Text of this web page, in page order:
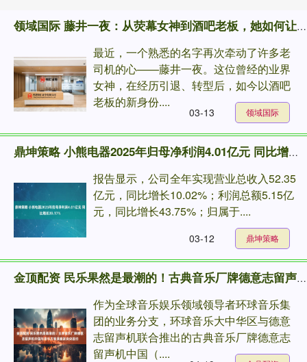
领域国际 藤井一夜：从荧幕女神到酒吧老板，她如何让老粉死心追随？
最近，一个熟悉的名字再次牵动了许多老
司机的心——藤井一夜。这位曾经的业界
女神，在经历引退、转型后，如今以酒吧
老板的新身份....
领域国际
03-13
鼎坤策略 小熊电器2025年归母净利润4.01亿元 同比增长39.17%
报告显示，公司全年实现营业总收入52.35
亿元，同比增长10.02%；利润总额5.15亿
元，同比增长43.75%；归属于....
鼎坤策略
03-12
金顶配资 民乐果然是最潮的！古典音乐厂牌德意志留声机中国与青年古筝演奏家央央签约
作为全球音乐娱乐领域领导者环球音乐集
团的业务分支，环球音乐大中华区与德意
志留声机联合推出的古典音乐厂牌德意志
留声机中国（....